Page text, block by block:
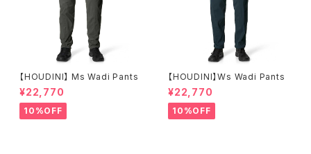
【HOUDINI】 Ms Wadi Pants
¥22,770
10%OFF
【HOUDINI】Ws Wadi Pants
¥22,770
10%OFF